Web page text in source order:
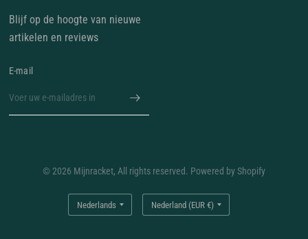
Blijf op de hoogte van nieuwe
artikelen en reviews
E‑mail
© 2026 Mijnracket, All rights reserved. Powered by Shopify
Land/regio
bijwerken
Land/regio
bijwerken